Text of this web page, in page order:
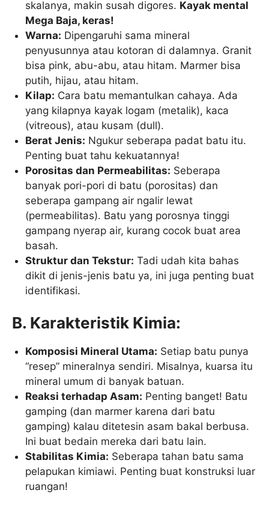
skalanya, makin susah digores. Kayak mental
Mega Baja, keras!
Warna: Dipengaruhi sama mineral
penyusunnya atau kotoran di dalamnya. Granit
bisa pink, abu-abu, atau hitam. Marmer bisa
putih, hijau, atau hitam.
Kilap: Cara batu memantulkan cahaya. Ada
yang kilapnya kayak logam (metalik), kaca
(vitreous), atau kusam (dull).
Berat Jenis: Ngukur seberapa padat batu itu.
Penting buat tahu kekuatannya!
Porositas dan Permeabilitas: Seberapa
banyak pori-pori di batu (porositas) dan
seberapa gampang air ngalir lewat
(permeabilitas). Batu yang porosnya tinggi
gampang nyerap air, kurang cocok buat area
basah.
Struktur dan Tekstur: Tadi udah kita bahas
dikit di jenis-jenis batu ya, ini juga penting buat
identifikasi.
B. Karakteristik Kimia:
Komposisi Mineral Utama: Setiap batu punya
“resep” mineralnya sendiri. Misalnya, kuarsa itu
mineral umum di banyak batuan.
Reaksi terhadap Asam: Penting banget! Batu
gamping (dan marmer karena dari batu
gamping) kalau ditetesin asam bakal berbusa.
Ini buat bedain mereka dari batu lain.
Stabilitas Kimia: Seberapa tahan batu sama
pelapukan kimiawi. Penting buat konstruksi luar
ruangan!